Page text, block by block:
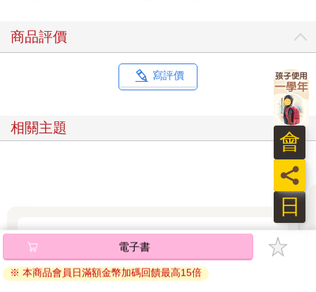
園。這股共鳴告訴我，這條路不只值得繼續走下去，更需要我們
攜手同行。
守住法律的界線，才守得住教育的本心
在少子化寒冬與社會高期待的烈日下，教職早已不再是單純傳道
授業的旅程。昨日的「慣例」，今日可能變成讓老師失去一切的
陷阱。法律的天秤，往往比我們想像的更精準、更不留情面。但
有些錯誤，老師不是故意的；有些傷害，孩子卻真的會記一輩
這本書，獻給每一位站在教育第一線的勇者，獻給每一顆為孩子
未來而跳動的心。我們將一起探索：霸凌的真正定義是什麼？性
平事件該如何妥善處理？管教與處罰的界線在哪裡？什麼是真正
的程序正義？我會用故事呈現法條，讓實務解析有溫度，讓你不
必穿梭法律迷宮，也能找到答案。
商品評價
寫評價
相關主題
2026第一季季暢銷-社會哲思
TOP
電子書
※ 本商品會員日滿額金幣加碼回饋最高15倍
日
員
會